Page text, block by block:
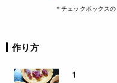
＊チェックボックス
作り方
1